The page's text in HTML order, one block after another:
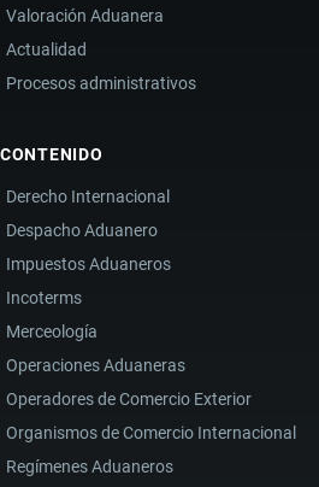
Valoración Aduanera
Actualidad
Procesos administrativos
CONTENIDO
Derecho Internacional
Despacho Aduanero
Impuestos Aduaneros
Incoterms
Merceología
Operaciones Aduaneras
Operadores de Comercio Exterior
Organismos de Comercio Internacional
Regímenes Aduaneros